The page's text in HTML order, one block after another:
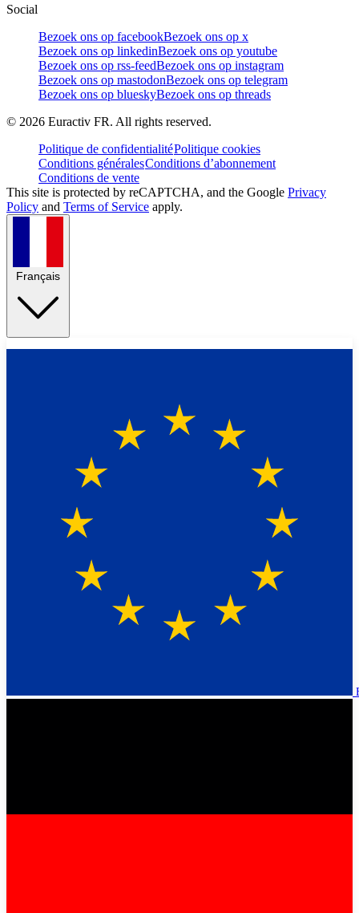
Social
Bezoek ons op facebookBezoek ons op x
Bezoek ons op linkedinBezoek ons op youtube
Bezoek ons op rss-feedBezoek ons op instagram
Bezoek ons op mastodonBezoek ons op telegram
Bezoek ons op blueskyBezoek ons op threads
© 2026 Euractiv FR. All rights reserved.
Politique de confidentialitéPolitique cookies
Conditions généralesConditions d’abonnement
Conditions de vente
This site is protected by reCAPTCHA, and the Google Privacy
Policy and Terms of Service apply.
Français